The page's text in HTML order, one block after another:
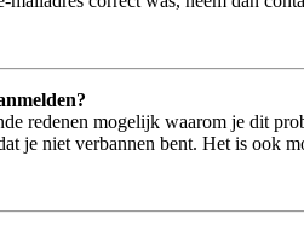
redenen mogelijk waarom je dit
je niet verbannen bent. Het is ook